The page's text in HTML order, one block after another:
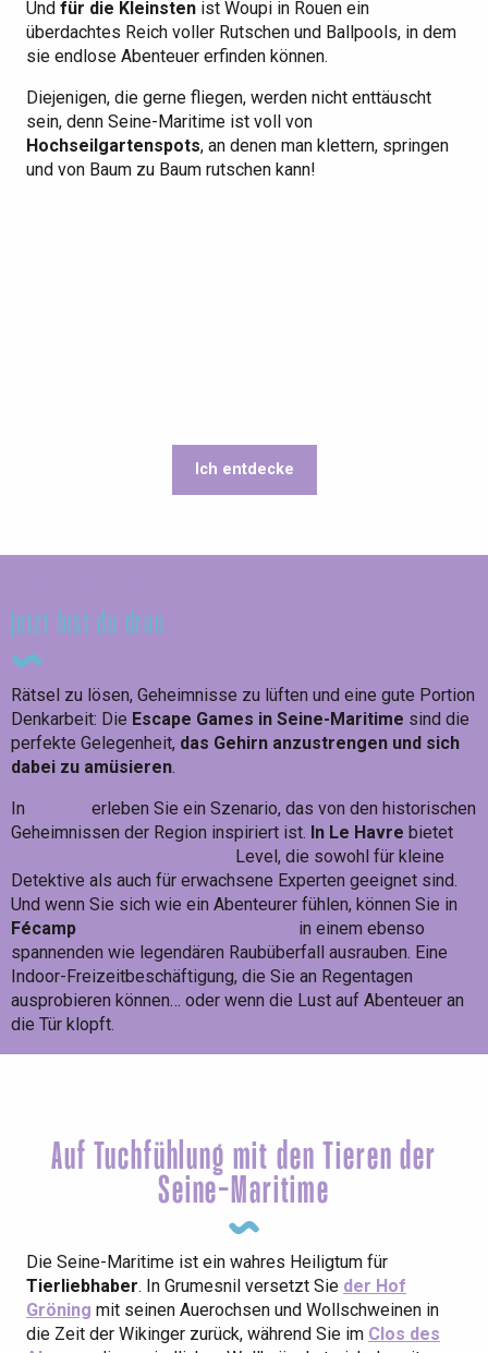
Und für die Kleinsten ist Woupi in Rouen ein
überdachtes Reich voller Rutschen und Ballpools, in dem
sie endlose Abenteuer erfinden können.
Diejenigen, die gerne fliegen, werden nicht enttäuscht
sein, denn Seine-Maritime ist voll von
Hochseilgartenspots, an denen man klettern, springen
und von Baum zu Baum rutschen kann!
Ich entdecke
jetzt bist du dran
Rätsel zu lösen, Geheimnisse zu lüften und eine gute Portion
Denkarbeit: Die Escape Games in Seine-Maritime sind die
perfekte Gelegenheit, das Gehirn anzustrengen und sich
dabei zu amüsieren.
In
erleben Sie ein Szenario, das von den historischen
Geheimnissen der Region inspiriert ist. In Le Havre bietet
Level, die sowohl für kleine
Detektive als auch für erwachsene Experten geeignet sind.
Und wenn Sie sich wie ein Abenteurer fühlen, können Sie in
Fécamp
in einem ebenso
spannenden wie legendären Raubüberfall ausrauben. Eine
Indoor-Freizeitbeschäftigung, die Sie an Regentagen
ausprobieren können… oder wenn die Lust auf Abenteuer an
die Tür klopft.
Auf Tuchfühlung mit den Tieren der
Seine-Maritime
Die Seine-Maritime ist ein wahres Heiligtum für
Tierliebhaber. In Grumesnil versetzt Sie der Hof
Gröning mit seinen Auerochsen und Wollschweinen in
die Zeit der Wikinger zurück, während Sie im Clos des